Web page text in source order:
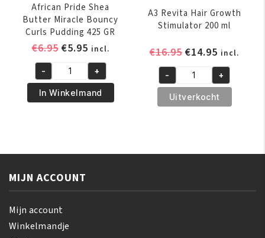
African Pride Shea
Butter Miracle Bouncy
Curls Pudding 425 GR
€6.95 Oorspronkelijke
was:
€6.95.
€5.95Huidige
prijs
is:
€5.95.
incl.
African
Pride
Shea
Pudding
425
- +
In Winkelmand
A3 Revita Hair Growth
Stimulator 200 ml
€16.95
was:
€16.95.
€14.95 Huidige
prijs
is:
€14.95.
incl.
A3
Revita
Hair
200
- +
Uitverkocht
MIJN ACCOUNT
Mijn account
Winkelmandje